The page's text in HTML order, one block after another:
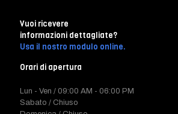
Vuoi ricevere
informazioni dettagliate?
Usa il nostro modulo online.
Orari di apertura
Lun - Ven / 09:00 AM - 06:00 PM
Sabato / Chiuso